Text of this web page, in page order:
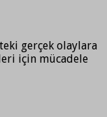
gerçek olaylara
için mücadele